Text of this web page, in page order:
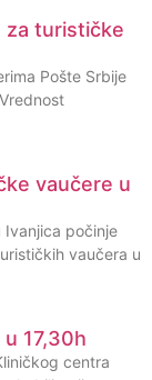
za turističke
Pošte Srbije
vaučere u
Ivanjica počinje
vaučera u
17,30h
centra